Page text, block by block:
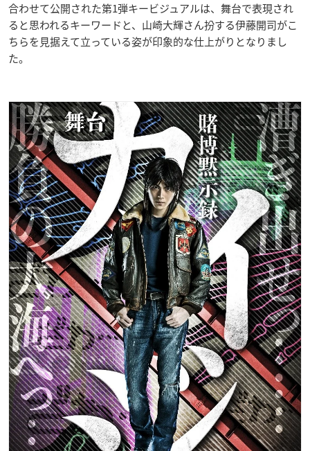
合わせて公開された第1弾キービジュアルは、舞台で表現され
ると思われるキーワードと、山崎大輝さん扮する伊藤開司がこ
ちらを見据えて立っている姿が印象的な仕上がりとなりまし
た。